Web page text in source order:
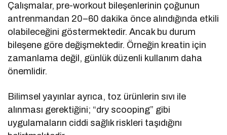
Çalışmalar, pre-workout bileşenlerinin çoğunun
antrenmandan 20–60 dakika önce alındığında etkili
olabileceğini göstermektedir. Ancak bu durum
bileşene göre değişmektedir. Örneğin kreatin için
zamanlama değil, günlük düzenli kullanım daha
önemlidir.
Bilimsel yayınlar ayrıca, toz ürünlerin sıvı ile
alınması gerektiğini; “dry scooping” gibi
uygulamaların ciddi sağlık riskleri taşıdığını